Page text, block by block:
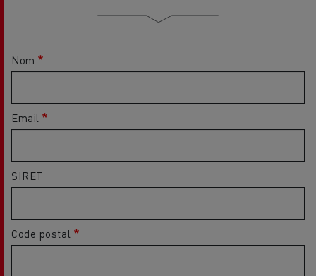
Nom
Email
SIRET
Code postal